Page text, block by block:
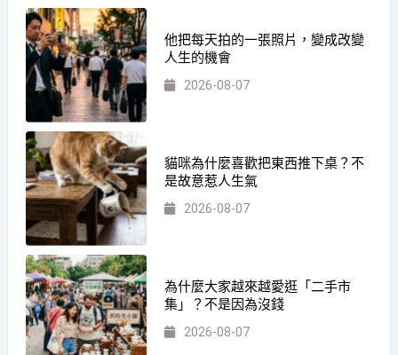
他把每天拍的一張照片，變成改變
人生的機會
2026-08-07
貓咪為什麼喜歡把東西推下桌？不
是故意惹人生氣
2026-08-07
為什麼大家越來越愛逛「二手市
集」？不是因為沒錢
2026-08-07